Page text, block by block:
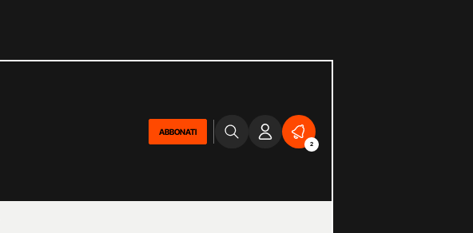
ABBONATI
2